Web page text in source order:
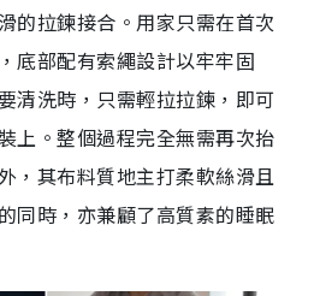
的拉鍊接合。用家只需在首次
底部配有索繩設計以牢牢固
清洗時，只需輕拉拉鍊，即可
上。整個過程完全無需再次抬
，其布料質地主打柔軟絲滑且
同時，亦兼顧了高質素的睡眠